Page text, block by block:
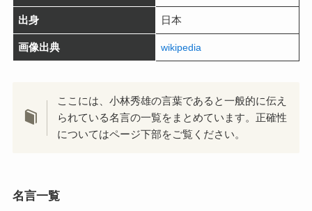
出身 日本
画像出典 wikipedia
ここには、小林秀雄の言葉であると一般的に伝え
られている名言の一覧をまとめています。正確性
についてはページ下部をご覧ください。
名言一覧